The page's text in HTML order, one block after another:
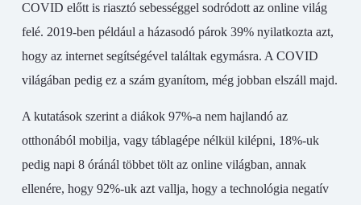
COVID előtt is riasztó sebességgel sodródott az online világ
felé. 2019-ben például a házasodó párok 39% nyilatkozta azt,
hogy az internet segítségével találtak egymásra. A COVID
világában pedig ez a szám gyanítom, még jobban elszáll majd.
A kutatások szerint a diákok 97%-a nem hajlandó az
otthonából mobilja, vagy táblagépe nélkül kilépni, 18%-uk
pedig napi 8 óránál többet tölt az online világban, annak
ellenére, hogy 92%-uk azt vallja, hogy a technológia negatív